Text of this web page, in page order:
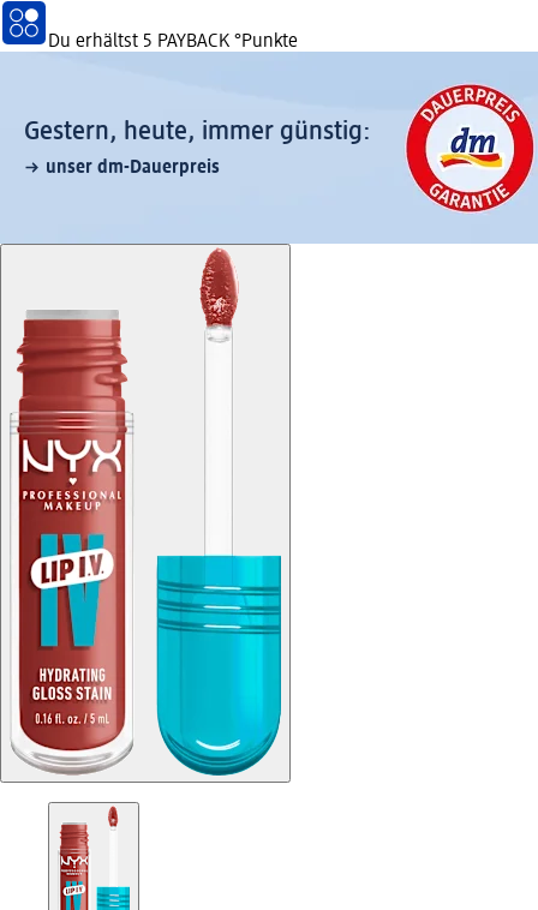
Du erhältst 5 PAYBACK °Punkte
Gestern, heute, immer günstig:
unser dm-Dauerpreis